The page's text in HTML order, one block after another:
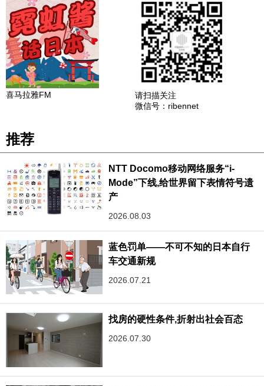
喜马拉雅FM
请扫描关注
微信号：ribennet
推荐
NTT Docomo移动网络服务“i-
Mode”下线,给世界留下表情符号遗
产
2026.08.03
蓝色罚单——不可不知的日本自行
车交通新规
2026.07.21
找房的硬性条件,折射出社会百态
2026.07.30